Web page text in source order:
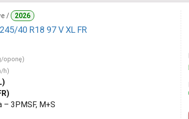
/ 2026
245/40 R18 97 V XL FR
oponę)
h)
– 3PMSF, M+S